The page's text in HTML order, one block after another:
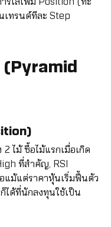
เทรนด์ทีละ Step
ไม้ ซื้อไม้แรกเมื่อเกิด
ที่สำคัญ, RSI
แม้แต่ราคาหุ้นเริ่มฟื้นตัว
ด้ที่นักลงทุนใช้เป็น